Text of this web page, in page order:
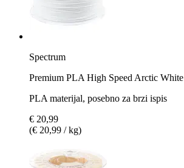
Spectrum
Premium PLA High Speed Arctic White
PLA materijal, posebno za brzi ispis
€ 20,99
(€ 20,99 / kg)